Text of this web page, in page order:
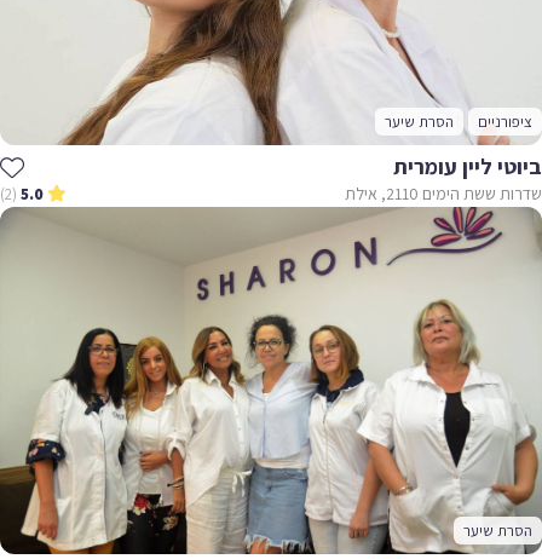
ציפורניים הסרת שיער
ביוטי ליין עומרית
שדרות ששת הימים 2110, אילת 5.0
(2)
הסרת שיער